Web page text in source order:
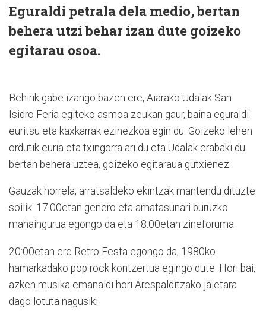
Eguraldi petrala dela medio, bertan
behera utzi behar izan dute goizeko
egitarau osoa.
Behirik gabe izango bazen ere, Aiarako Udalak San
Isidro Feria egiteko asmoa zeukan gaur, baina eguraldi
euritsu eta kaxkarrak ezinezkoa egin du. Goizeko lehen
ordutik euria eta txingorra ari du eta Udalak erabaki du
bertan behera uztea, goizeko egitaraua gutxienez.
Gauzak horrela, arratsaldeko ekintzak mantendu dituzte
soilik. 17:00etan genero eta amatasunari buruzko
mahaingurua egongo da eta 18:00etan zineforuma.
20:00etan ere Retro Festa egongo da, 1980ko
hamarkadako pop rock kontzertua egingo dute. Hori bai,
azken musika emanaldi hori Arespalditzako jaietara
dago lotuta nagusiki.